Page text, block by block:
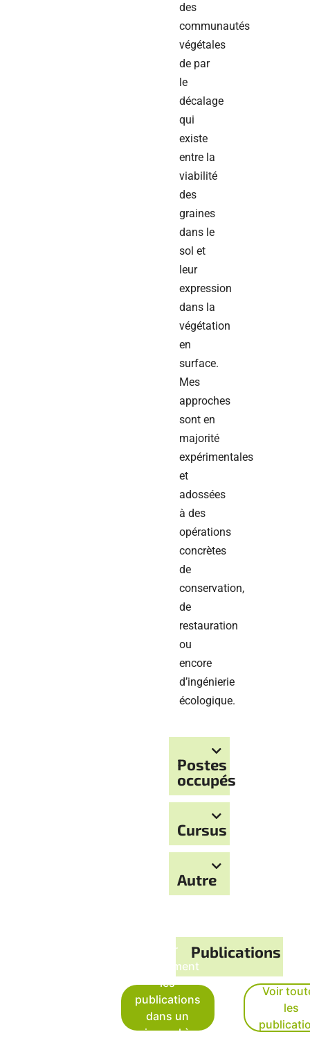
des
communautés
végétales
de par
le
décalage
qui
existe
entre la
viabilité
des
graines
dans le
sol et
leur
expression
dans la
végétation
en
surface.
Mes
approches
sont en
majorité
expérimentales
et
adossées
à des
opérations
concrètes
de
conservation,
de
restauration
ou
encore
d’ingénierie
écologique.
Postes
occupés
Cursus
Autre
Publications
Voir
uniquement
les
publications
dans un
journal à
Voir
les